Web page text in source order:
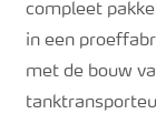
compleet
in een
met de bouw